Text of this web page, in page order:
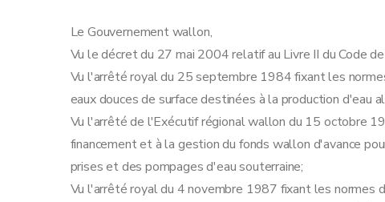
Le Gouvernement wallon,
Vu le décret du 27 mai 2004 relatif au Livre II du Code
Vu l'arrêté royal du 25 septembre 1984 fixant les
eaux douces de surface destinées à la production d'eau
Vu l'arrêté de l'Exécutif régional wallon du 15 octobre
financement et à la gestion du fonds wallon d'avance
prises et des pompages d'eau souterraine;
Vu l'arrêté royal du 4 novembre 1987 fixant les normes